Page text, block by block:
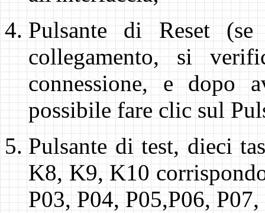
Pulsante di Reset
collegamento, si
connessione, e dopo
possibile fare clic sul
Pulsante di test, dieci
K8, K9, K10
P03, P04, P05,P06,